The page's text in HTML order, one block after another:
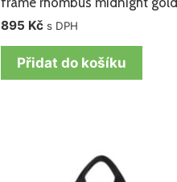
895 Kč s DPH
Přidat do košíku